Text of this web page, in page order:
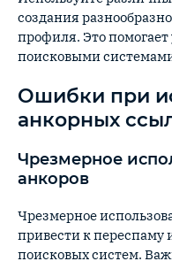
создания
профиля. Это
поисковыми
Ошибки при
анкорных
Чрезмерное
анкоров
Чрезмерное
привести к переспаму
поисковых систем.